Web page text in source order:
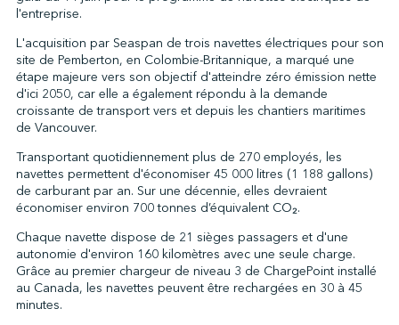
l'entreprise.
L'acquisition par Seaspan de trois navettes électriques pour son
site de Pemberton, en Colombie-Britannique, a marqué une
étape majeure vers son objectif d'atteindre zéro émission nette
d'ici 2050, car elle a également répondu à la demande
croissante de transport vers et depuis les chantiers maritimes
de Vancouver.
Transportant quotidiennement plus de 270 employés, les
navettes permettent d'économiser 45 000 litres (1 188 gallons)
de carburant par an. Sur une décennie, elles devraient
économiser environ 700 tonnes d’équivalent CO₂.
Chaque navette dispose de 21 sièges passagers et d'une
autonomie d'environ 160 kilomètres avec une seule charge.
Grâce au premier chargeur de niveau 3 de ChargePoint installé
au Canada, les navettes peuvent être rechargées en 30 à 45
minutes.